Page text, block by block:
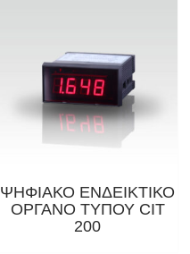
ΨΗΦΙΑΚΟ ΕΝΔΕΙΚΤΙΚΟ
ΟΡΓΑΝΟ ΤΥΠΟΥ CIT
200